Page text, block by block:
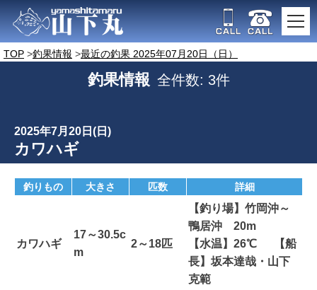
TOP 釣果情報 最近の釣果 2025年07月20日（日）
釣果情報 全件数: 3件
2025年7月20日(日)
カワハギ
釣りもの 大きさ 匹数 詳細
カワハギ
17～30.5c
m
2～18匹
【釣り場】竹岡沖～
鴨居沖 20m
【水温】26℃ 【船
長】坂本達哉・山下
克範